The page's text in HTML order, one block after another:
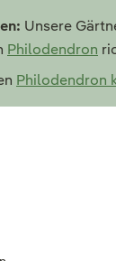
Unsere
Philodendron
Philodendron